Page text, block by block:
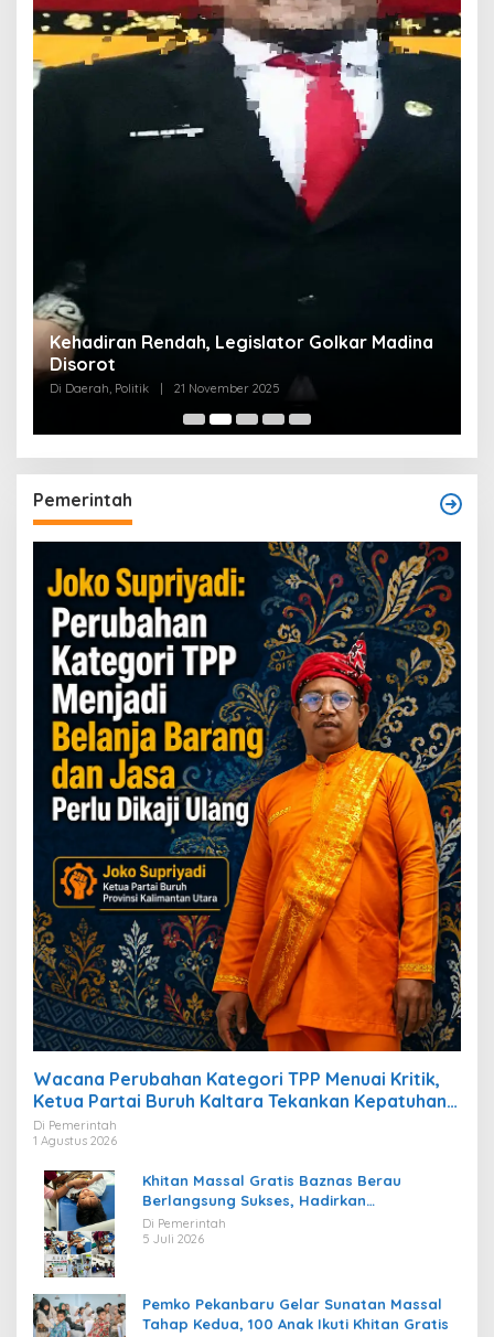
Kehadiran Rendah, Legislator Golkar Madina
Disorot
Di Daerah, Politik 21 November 2025
Pemerintah
Wacana Perubahan Kategori TPP Menuai Kritik,
Ketua Partai Buruh Kaltara Tekankan Kepatuhan
Regulasi
Di Pemerintah
1 Agustus 2026
Khitan Massal Gratis Baznas Berau
Berlangsung Sukses, Hadirkan
Kebahagiaan bagi Puluhan Anak
Di Pemerintah
5 Juli 2026
Pemko Pekanbaru Gelar Sunatan Massal
Tahap Kedua, 100 Anak Ikuti Khitan Gratis